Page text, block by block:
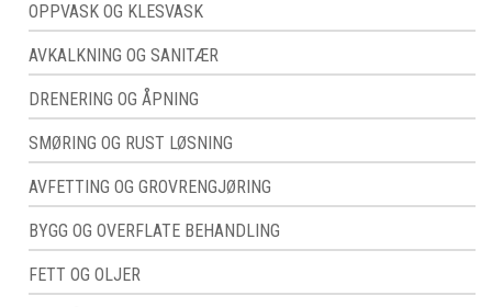
OPPVASK OG KLESVASK
AVKALKNING OG SANITÆR
DRENERING OG ÅPNING
SMØRING OG RUST LØSNING
AVFETTING OG GROVRENGJØRING
BYGG OG OVERFLATE BEHANDLING
FETT OG OLJER